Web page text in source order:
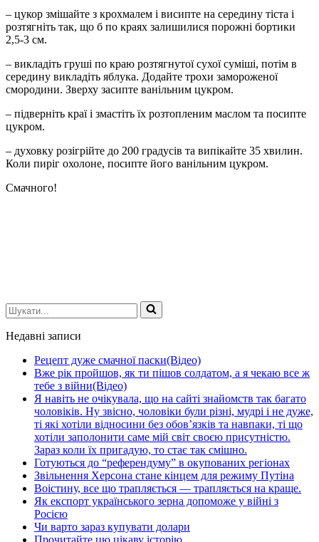
– цукор змішайте з крохмалем і висипте на середину тіста і
розтягніть так, що б по краях залишилися порожні бортики
2,5-3 см.
– викладіть груші по краю розтягнутої сухої суміші, потім в
середину викладіть яблука. Додайте трохи замороженої
смородини. Зверху засипте ванільним цукром.
– підверніть краї і змастіть їх розтопленим маслом та посипте
цукром.
– духовку розігрійте до 200 градусів та випікайте 35 хвилин.
Коли пиріг охолоне, посипте його ванільним цукром.
Смачного!
Шукати...
Недавні записи
Рецепт дуже смачної паски(Відео)
Вже рік пройшов, як ти пішов солдатом, а я чекаю все ж
тебе з війни(Відео)
Я навіть не очікувала, що на сайті знайомств так багато
чоловіків. Ну звісно, чоловіки були різні, мудрі і не дуже,
ті які хотіли відносини без обов’язків та навпаки, ті що
хотіли заполонити саме мій світ своєю присутністю.
Зараз коли їх пригадую, то стає так смішно.
Готуються до “референдуму” в окупованих регіонах
Звільнення Херсона стане кінцем для режиму Путіна
Воістину, все що трапляється — трапляється на краще.
Як експорт українського зерна допоможе у війні з
Росією
Чи варто зараз купувати долари
Прочитайте цю цікаву історію